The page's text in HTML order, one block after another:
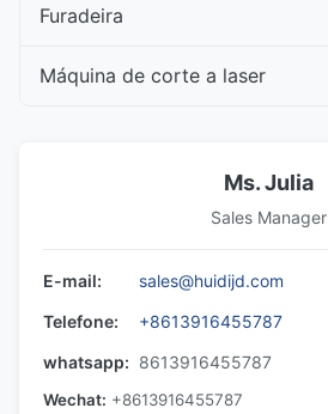
Furadeira
Máquina de corte a laser
Ms. Julia
Sales Manager
E-mail:
sales@huidijd.com
Telefone:
+8613916455787
whatsapp: 8613916455787
Wechat: +8613916455787